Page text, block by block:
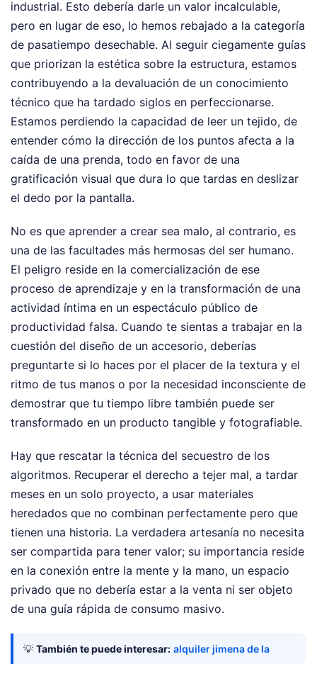
industrial. Esto debería darle un valor incalculable,
pero en lugar de eso, lo hemos rebajado a la categoría
de pasatiempo desechable. Al seguir ciegamente guías
que priorizan la estética sobre la estructura, estamos
contribuyendo a la devaluación de un conocimiento
técnico que ha tardado siglos en perfeccionarse.
Estamos perdiendo la capacidad de leer un tejido, de
entender cómo la dirección de los puntos afecta a la
caída de una prenda, todo en favor de una
gratificación visual que dura lo que tardas en deslizar
el dedo por la pantalla.
No es que aprender a crear sea malo, al contrario, es
una de las facultades más hermosas del ser humano.
El peligro reside en la comercialización de ese
proceso de aprendizaje y en la transformación de una
actividad íntima en un espectáculo público de
productividad falsa. Cuando te sientas a trabajar en la
cuestión del diseño de un accesorio, deberías
preguntarte si lo haces por el placer de la textura y el
ritmo de tus manos o por la necesidad inconsciente de
demostrar que tu tiempo libre también puede ser
transformado en un producto tangible y fotografiable.
Hay que rescatar la técnica del secuestro de los
algoritmos. Recuperar el derecho a tejer mal, a tardar
meses en un solo proyecto, a usar materiales
heredados que no combinan perfectamente pero que
tienen una historia. La verdadera artesanía no necesita
ser compartida para tener valor; su importancia reside
en la conexión entre la mente y la mano, un espacio
privado que no debería estar a la venta ni ser objeto
de una guía rápida de consumo masivo.
💡 También te puede interesar: alquiler jimena de la